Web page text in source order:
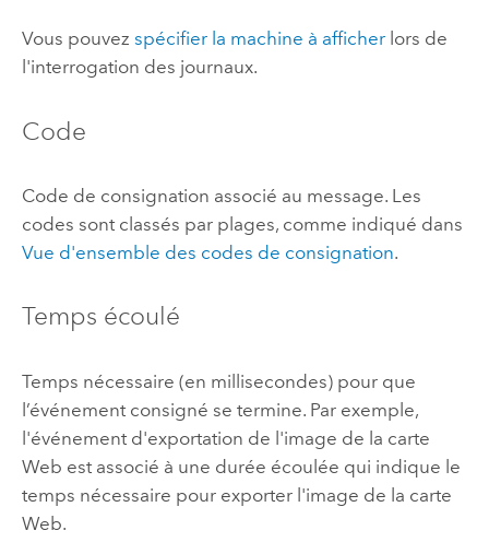
Vous pouvez spécifier la machine à afficherlors de
l'interrogation des journaux.
Code
Code de consignation associé au message. Les
codes sont classés par plages, comme indiqué dans
Vue d'ensemble des codes de consignation.
Temps écoulé
Temps nécessaire (en millisecondes) pour que
l’événement consigné se termine. Par exemple,
l'événement d'exportation de l'image de la carte
Web est associé à une durée écoulée qui indique le
temps nécessaire pour exporter l'image de la carte
Web.